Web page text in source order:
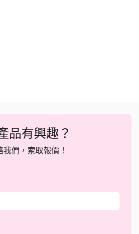
品有興趣？
我們，索取報價！